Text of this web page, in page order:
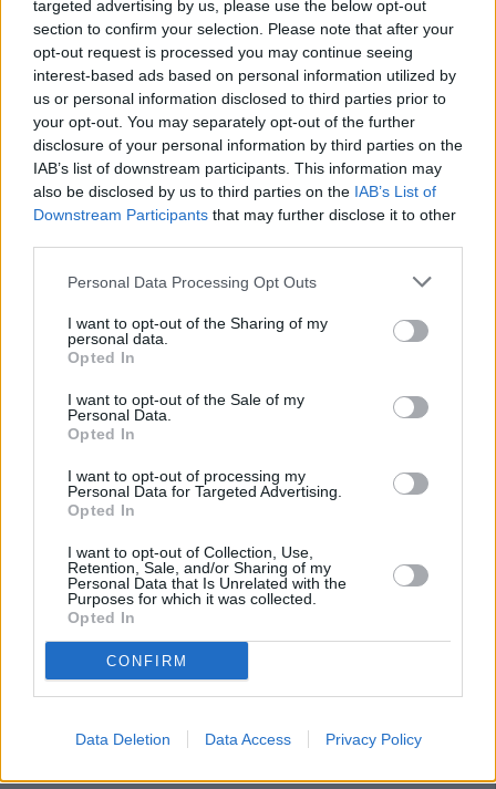
targeted advertising by us, please use the below opt-out
section to confirm your selection. Please note that after your
opt-out request is processed you may continue seeing
interest-based ads based on personal information utilized by
us or personal information disclosed to third parties prior to
your opt-out. You may separately opt-out of the further
disclosure of your personal information by third parties on the
IAB’s list of downstream participants. This information may
also be disclosed by us to third parties on the IAB’s List of
Downstream Participants that may further disclose it to other
Personal Data Processing Opt Outs
I want to opt-out of the Sharing of my
personal data.
Opted In
I want to opt-out of the Sale of my
Personal Data.
Opted In
I want to opt-out of processing my
Personal Data for Targeted Advertising.
Opted In
I want to opt-out of Collection, Use,
Retention, Sale, and/or Sharing of my
Personal Data that Is Unrelated with the
Purposes for which it was collected.
Opted In
CONFIRM
Data Deletion Data Access Privacy Policy